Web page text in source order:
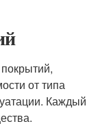
от типа
Каждый